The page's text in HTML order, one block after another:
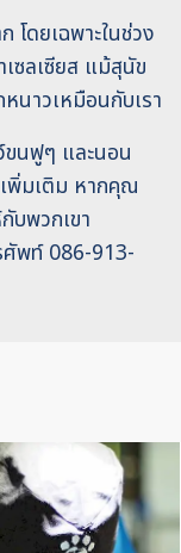
ดยเฉพาะในช่วง
ซลเซียส แม้สุนัข
นาวเหมือนกับเรา
ขนฟูๆ และนอน
พิ่มเติม หากคุณ
บพวกเขา
ศัพท์ 086-913-